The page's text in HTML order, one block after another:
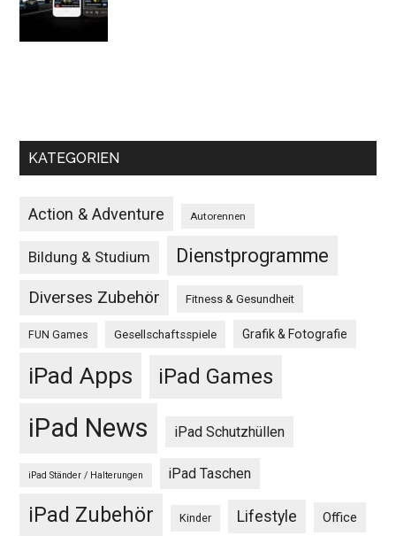
KATEGORIEN
Action & Adventure Autorennen
Bildung & Studium Dienstprogramme
Diverses Zubehör Fitness & Gesundheit
FUN Games Gesellschaftsspiele Grafik & Fotografie
iPad Apps iPad Games
iPad News iPad Schutzhüllen
iPad Ständer / Halterungen iPad Taschen
iPad Zubehör Kinder Lifestyle Office